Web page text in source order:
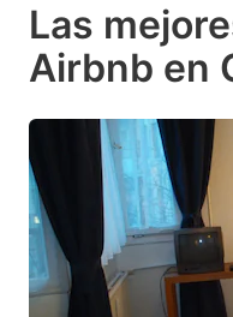
to
get
keyboard
shortcuts
for
changing
dates.
Las
Airbnb en